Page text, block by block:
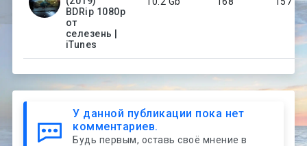
BDRip 1080p
от
селезень |
iTunes
У данной публикации пока нет
комментариев.
Будь первым, оставь своё мнение в